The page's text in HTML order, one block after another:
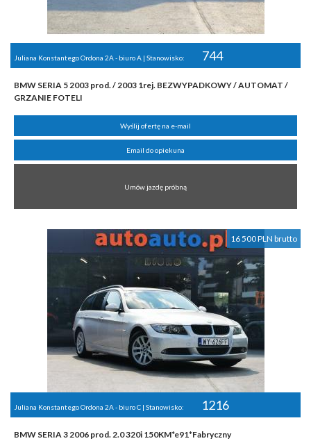
Juliana Konstantego Ordona 2A - biuro A | Stanowisko: 744
BMW SERIA 5 2003 prod. / 2003 1rej. BEZWYPADKOWY / AUTOMAT /
GRZANIE FOTELI
Wyślij ofertę na e-mail
Email do opiekuna
Umów jazdę próbną
16 500 PLN brutto
Juliana Konstantego Ordona 2A - biuro C | Stanowisko: 1216
BMW SERIA 3 2006 prod. 2.0 320i 150KM*e91*Fabryczny